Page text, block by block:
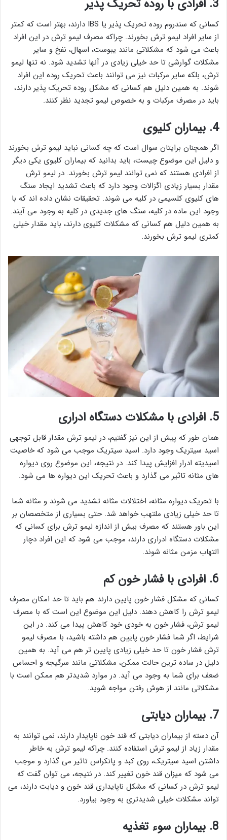
3. افرادی با روده تحریک پذیر
کسانی که سندروم روده تحریک پذیر یا IBS دارند، بهتر است که کمتر
از سایر افراد لیمو ترش بخورند. چراکه مصرف لیمو ترش در این افراد
باعث می شود که مشکلاتی مانند یبوست، اسهال، نفخ و سایر
مشکلات گوارشی تا حد خیلی زیادی در آنها تشدید شود. نه تنها لیمو
ترش، بلکه سایر مرکبات نیز می توانند باعث تحریک روده این افراد
شوند. به همین دلیل هم کسانی که مشکل روده تحریک پذیر دارند،
باید در مصرف مرکبات و به خصوص لیمو تجدید نظر کنند.
4. بیماران کلیوی
اگر همچنان برایتان سوال است که چه کسانی نباید لیمو ترش بخورند
و دلیل این موضوع چیست، باید بدانید که بیماران کلیوی یکی دیگر
از افرادی هستند که نمی توانند لیمو ترش بخورند. در لیمو ترش
مقدار بسیار زیادی اگزالات وجود دارد که باعث تشدید ایجاد سنگ
های کلیوی کلسیمی در کلیه می شوند. تحقیقات نشان داده اند که با
وجود این ماده در کلیه، سنگ های جدیدی در کلیه به وجود می آیند.
به همین دلیل هم کسانی که مشکلات کلیوی دارند، باید مقدار خیلی
کمتری لیمو ترش بخورند.
5. افرادی با مشکلات دستگاه ادراری
همان طور که پیش از این نیز گفتیم، در لیمو ترش مقدار قابل توجهی
اسید سیتریک وجود دارد. اسید سیتریک موجب می شود که خاصیت
اسیدیته ادرار افزایش پیدا کند. در نتیجه، این موضوع روی دیواره
های مثانه تاثیر می گذارد و باعث تحریک این دیواره ها می شود.
با تحریک دیواره مثانه، اختلالات مثانه تشدید می شوند و مثانه شما
تا حد خیلی زیادی ملتهب خواهد شد. حتی بسیاری از متخصصان بر
این باور هستند که مصرف بیش از اندازه لیمو ترش برای کسانی که
مشکلات دستگاه ادراری دارند، موجب می شود که این افراد دچار
التهاب مزمن مثانه شوند.
6. افرادی با فشار خون کم
کسانی که مشکل فشار خون پایین دارند هم باید تا حد امکان مصرف
لیمو ترش را کاهش دهند. دلیل این موضوع این است که با مصرف
لیمو ترش، فشار خون به خودی خود کاهش پیدا می کند. در این
شرایط، اگر شما فشار خون پایین هم داشته باشید، با مصرف لیمو
ترش فشار خون تا حد خیلی زیادی پایین تر هم می آید. به همین
دلیل در ساده ترین حالت ممکن، مشکلاتی مانند سرگیجه و احساس
ضعف برای شما به وجود می آید. در موارد شدیدتر هم ممکن است با
مشکلاتی مانند از هوش رفتن مواجه شوید.
7. بیماران دیابتی
آن دسته از بیماران دیابتی که قند خون ناپایدار دارند، نمی توانند به
مقدار زیاد از لیمو ترش استفاده کنند. چراکه لیمو ترش به خاطر
داشتن اسید سیتریک، روی کبد و پانکراس تاثیر می گذارد و موجب
می شود که میزان قند خون تغییر کند. در نتیجه، می توان گفت که
لیمو ترش در کسانی که مشکل ناپایداری قند خون و دیابت دارند، می
تواند مشکلات خیلی شدیدتری به وجود بیاورد.
8. بیماران سوء تغذیه